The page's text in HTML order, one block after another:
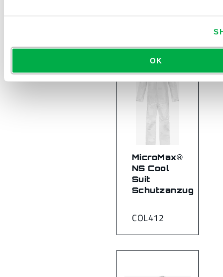
OK
COL412
MicroMax®
NS Cool
Suit
Schutzanzug